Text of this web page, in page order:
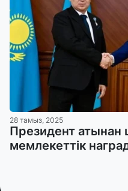
28 тамыз, 2025
Президент атынан
мемлекеттік